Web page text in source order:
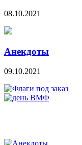
08.10.2021
Анекдоты
09.10.2021